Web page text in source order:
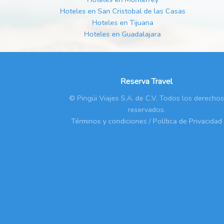
Hoteles en San Cristobal de las Casas
Hoteles en Tijuana
Hoteles en Guadalajara
Reserva Travel
© Pingüi Viajes S.A. de C.V. Todos los derechos
reservados.
Términos y condiciones / Política de Privacidad